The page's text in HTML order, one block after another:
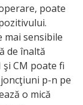
poate
mai sensibile
de înaltă
CM poate fi
p-n pe
o mică